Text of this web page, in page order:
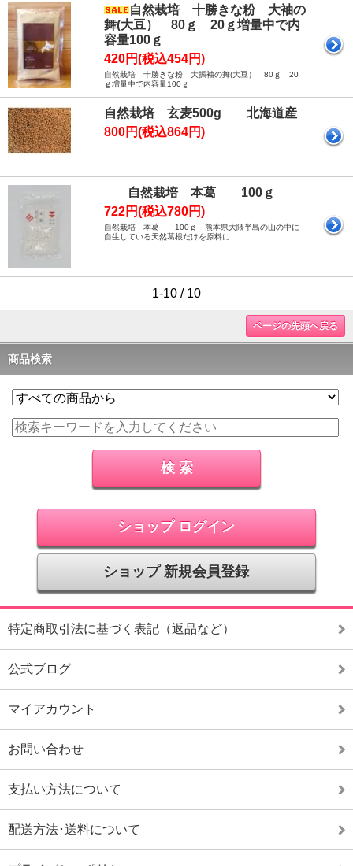
自然栽培 十勝きな粉 大袖の
舞(大豆） 80ｇ 20ｇ増量中で内
容量100ｇ
420円(税込454円)
自然栽培 十勝きな粉 大振袖の舞(大豆） 80ｇ 20
ｇ増量中で内容量100ｇ
自然栽培 玄麦500g 北海道産
800円(税込864円)
自然栽培 本葛 100ｇ
722円(税込780円)
自然栽培 本葛 100ｇ 熊本県大隈半島の山の中に
自生している天然葛根だけを原料に
1-10 / 10
ページの先頭へ戻る
商品検索
ショップ ログイン
ショップ 新規会員登録
特定商取引法に基づく表記（返品など）
公式ブログ
マイアカウント
お問い合わせ
支払い方法について
配送方法･送料について